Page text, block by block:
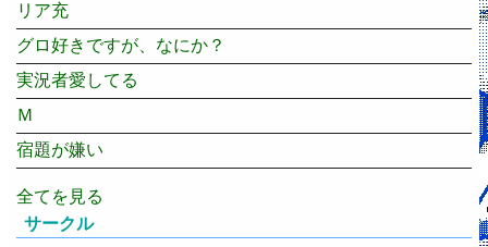
リア充
グロ好きですが、なにか？
実況者愛してる
Ｍ
宿題が嫌い
全てを見る
サークル